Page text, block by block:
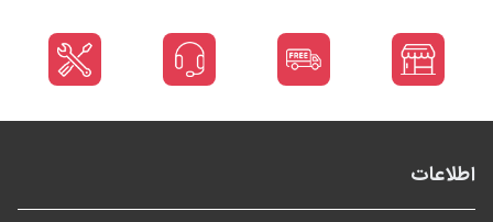
اطلاعات